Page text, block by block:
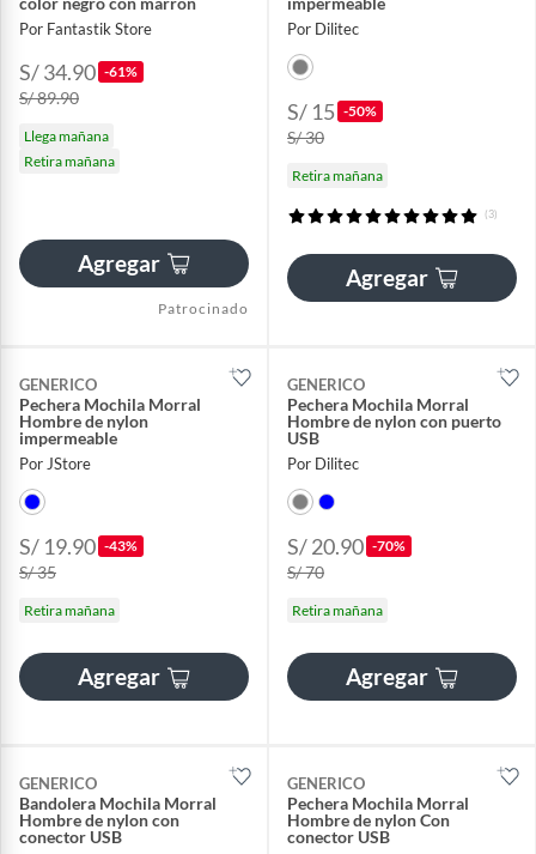
Por Fantastik Store
S/ 34.90 -61%
S/ 89.90
Llega mañana
Retira mañana
Agregar
Patrocinado
Por Dilitec
S/ 15 -50%
S/ 30
Retira mañana
(3)
Agregar
GENERICO
Pechera Mochila Morral
Hombre de nylon
impermeable
Por JStore
S/ 19.90 -43%
S/ 35
Retira mañana
Agregar
GENERICO
Pechera Mochila Morral
Hombre de nylon con puerto
USB
Por Dilitec
S/ 20.90 -70%
S/ 70
Retira mañana
Agregar
GENERICO
Bandolera Mochila Morral
Hombre de nylon con
conector USB
GENERICO
Pechera Mochila Morral
Hombre de nylon Con
conector USB